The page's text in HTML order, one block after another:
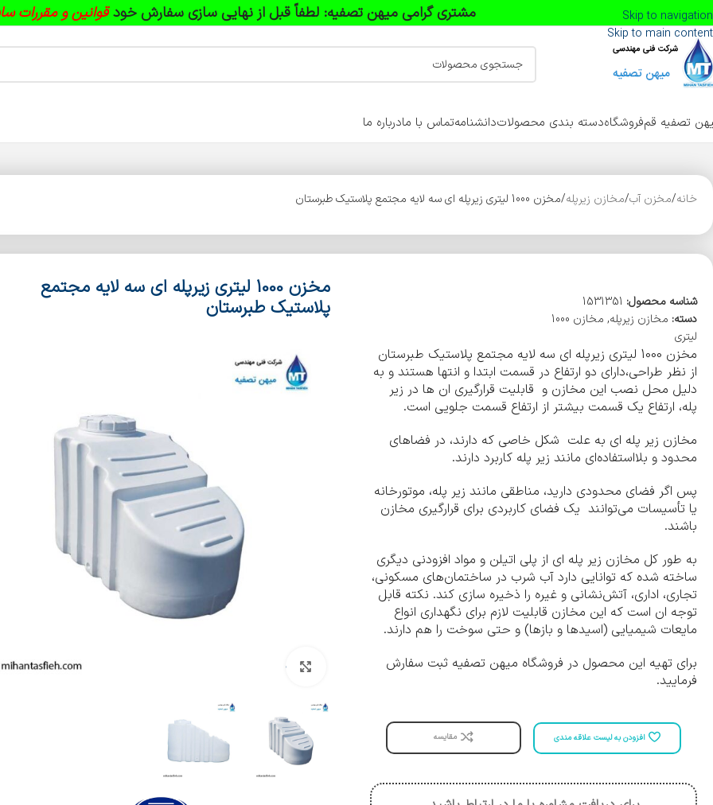
Skip to navigation
Skip to main content
مشتری گرامی میهن تصفیه: لطفاً قبل از نهایی سازی سفارش خودقوانین و مقررات
تصفیه قمفروشگاهدسته بندی محصولاتدانشنامهتماس با مادرباره ما
خانه مخزن آب مخازن زیرپله مخزن 1000 لیتری زیرپله ای سه لایه مجتمع پلاستیک طبرستان
شناسه محصول: 1531351
دسته: مخازن زیرپله,
مخازن 1000
لیتری
مخزن 1000 لیتری زیرپله ای سه لایه مجتمع پلاستیک طبرستان
از نظر طراحی،دارای دو ارتفاع در قسمت ابتدا و انتها هستند و به
دلیل محل نصب این مخازن و قابلیت قرارگیری ان ها در زیر
پله، ارتفاع یک قسمت بیشتر از ارتفاع قسمت جلویی است.
مخازن زیر پله ای به علت شکل خاصی که دارند، در فضاهای
محدود و بلااستفاده‌ای مانند زیر پله کاربرد دارند.
پس اگر فضای محدودی دارید، مناطقی مانند زیر پله، موتورخانه
یا تأسیسات می‌توانند یک فضای کاربردی برای قرارگیری مخازن
باشند.
به طور کل مخازن زیر پله ای از پلی اتیلن و مواد افزودنی دیگری
ساخته شده که توانایی دارد آب شرب در ساختمان‌های مسکونی،
تجاری، اداری، آتش‌نشانی و غیره را ذخیره سازی کند. نکته قابل
توجه ان است که این مخازن قابلیت لازم برای نگهداری انواع
مایعات شیمیایی (اسیدها و بازها) و حتی سوخت را هم دارند.
برای تهیه این محصول در فروشگاه میهن تصفیه ثبت سفارش
فرمایید.
افزودن به لیست علاقه مندی مقایسه
مخزن 1000 لیتری زیرپله ای سه لایه مجتمع
پلاستیک طبرستان
بزرگنمایی تصویر